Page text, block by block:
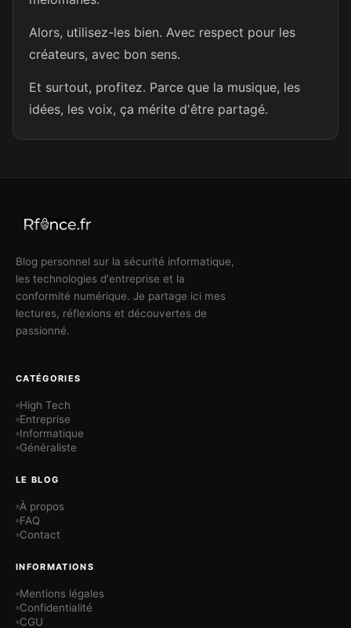
Alors, utilisez-les bien. Avec respect pour les
créateurs, avec bon sens.
Et surtout, profitez. Parce que la musique, les
idées, les voix, ça mérite d'être partagé.
Blog personnel sur la sécurité informatique,
les technologies d'entreprise et la
conformité numérique. Je partage ici mes
lectures, réflexions et découvertes de
passionné.
CATÉGORIES
High Tech
Entreprise
Informatique
Généraliste
LE BLOG
À propos
FAQ
Contact
INFORMATIONS
Mentions légales
Confidentialité
CGU